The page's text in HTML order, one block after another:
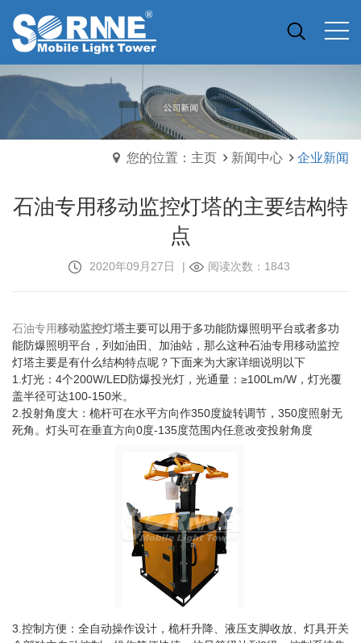
您的位置：主页 新闻中心 企业新闻
石油专用移动监控灯塔的主要结构特
点
2020年09月27日 | 阅读次数：1843
石油专用移动监控灯塔主要可以用于多功能防爆照明平台或者多功
能防爆照明平台，列如油田、加油站，那么这种石油专用移动监控
灯塔主要是有什么结构特点呢？下面来为大家详细说明以下
1.灯光：4个200W/LED防爆投光灯，光通量：≥100Lm/W，灯光覆
盖半径可达100-150米。
2.投射角度大：桅杆可在水平方向作350度旋转调节，350度照射无
死角。灯头可在垂直方向0度-135度范围内任意改变投射角度
3.控制方便：全自动操作设计，桅杆升降、液压支脚收放、灯具开关